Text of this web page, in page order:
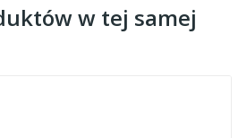
w tej samej